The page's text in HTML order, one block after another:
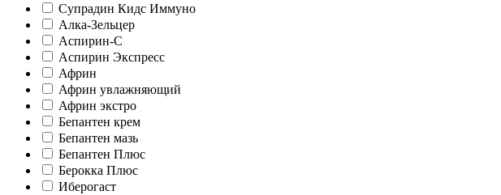
Супрадин Кидс Иммуно
Алка-Зельцер
Аспирин-C
Аспирин Экспресс
Африн
Африн увлажняющий
Африн экстро
Бепантен крем
Бепантен мазь
Бепантен Плюс
Берокка Плюс
Иберогаст